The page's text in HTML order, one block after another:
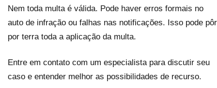
Nem toda multa é válida. Pode haver erros formais no
auto de infração ou falhas nas notificações. Isso pode pôr
por terra toda a aplicação da multa.
Entre em contato com um especialista para discutir seu
caso e entender melhor as possibilidades de recurso.